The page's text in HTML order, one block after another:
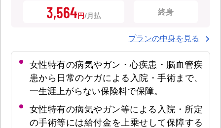
3,564円 終身
プランの中身を見る
女性特有の病気やガン・心疾患・脳血管疾
患から日常のケガによる入院・手術まで、
一生涯上がらない保険料で保障。
女性特有の病気やガン等による入院・所定
の手術等には給付金を上乗せして保障する